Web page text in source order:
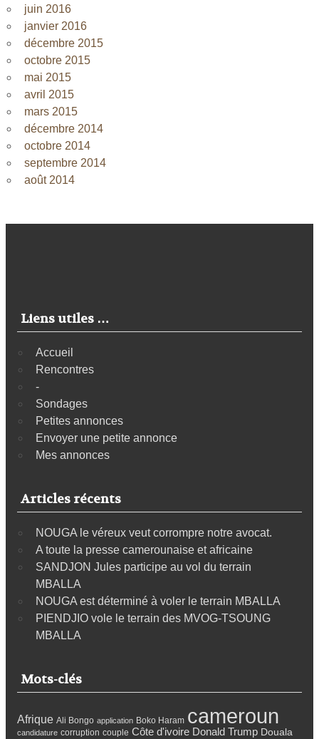
juin 2016
janvier 2016
décembre 2015
octobre 2015
mai 2015
avril 2015
mars 2015
décembre 2014
octobre 2014
septembre 2014
août 2014
Liens utiles …
Accueil
Rencontres
-
Sondages
Petites annonces
Envoyer une petite annonce
Mes annonces
Articles récents
NOUGA le véreux veut corrompre notre avocat.
A toute la presse camerounaise et africaine
SANDJON Jules participe au vol du terrain
MBALLA
NOUGA est déterminé à voler le terrain MBALLA
PIENDJIO vole le terrain des MVOG-TSOUNG
MBALLA
Mots-clés
Afrique Ali Bongo application Boko Haram cameroun
candidature corruption couple Côte d'ivoire Donald Trump Douala